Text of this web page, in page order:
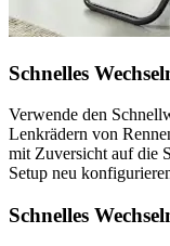
Schnelles
Verwende den
Lenkrädern von
mit Zuversicht auf die
Setup neu
Schnelles